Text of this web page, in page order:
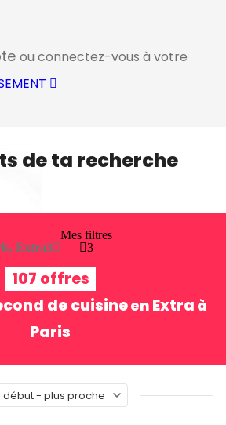
ou connectez-vous à votre
de ta recherche
Extra3
Mes filtres
3
107 offres
de cuisineen Extra à
Paris